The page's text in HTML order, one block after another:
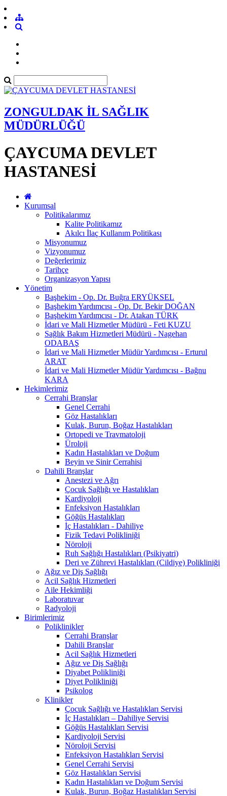
ZONGULDAK İL SAĞLIK
MÜDÜRLÜĞÜ
ÇAYCUMA DEVLET
HASTANESİ
Kurumsal
Politikalarımız
Kalite Politikamız
Akılcı İlaç Kullanım Politikası
Misyonumuz
Vizyonumuz
Değerlerimiz
Tarihçe
Organizasyon Yapısı
Yönetim
Başhekim - Op. Dr. Buğra ERYÜKSEL
Başhekim Yardımcısı - Op. Dr. Bekir DOĞAN
Başhekim Yardımcısı - Dr. Atakan TÜRK
İdari ve Mali Hizmetler Müdürü - Feti KUZU
Sağlık Bakım Hizmetleri Müdürü - Nagehan
ODABAŞ
İdari ve Mali Hizmetler Müdür Yardımcısı - Erturul
ARAT
İdari ve Mali Hizmetler Müdür Yardımcısı - Bağnu
KARA
Hekimlerimiz
Cerrahi Branşlar
Genel Cerrahi
Göz Hastalıkları
Kulak, Burun, Boğaz Hastalıkları
Ortopedi ve Travmatoloji
Üroloji
Kadın Hastalıkları ve Doğum
Beyin ve Sinir Cerrahisi
Dahili Branşlar
Anestezi ve Ağrı
Çocuk Sağlığı ve Hastalıkları
Kardiyoloji
Enfeksiyon Hastalıkları
Göğüs Hastalıkları
İç Hastalıkları - Dahiliye
Fizik Tedavi Polikliniği
Nöroloji
Ruh Sağlığı Hastalıkları (Psikiyatri)
Deri ve Zührevi Hastalıkları (Cildiye) Polikliniği
Ağız ve Diş Sağlığı
Acil Sağlık Hizmetleri
Aile Hekimliği
Laboratuvar
Radyoloji
Birimlerimiz
Poliklinikler
Cerrahi Branşlar
Dahili Branşlar
Acil Sağlık Hizmetleri
Ağız ve Diş Sağlığı
Diyabet Polikliniği
Diyet Polikliniği
Psikolog
Klinikler
Çocuk Sağlığı ve Hastalıkları Servisi
İç Hastalıkları – Dahiliye Servisi
Göğüs Hastalıkları Servisi
Kardiyoloji Servisi
Nöroloji Servisi
Enfeksiyon Hastalıkları Servisi
Genel Cerrahi Servisi
Göz Hastalıkları Servisi
Kadın Hastalıkları ve Doğum Servisi
Kulak, Burun, Boğaz Hastalıkları Servisi